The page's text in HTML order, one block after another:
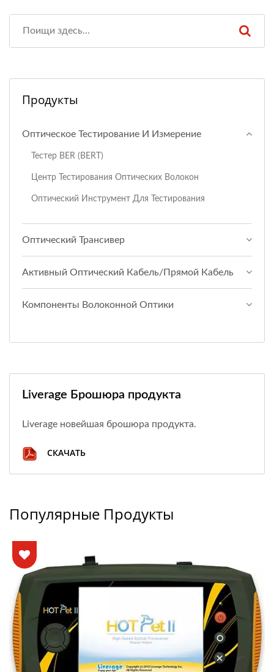
Продукты
Оптическое Тестирование И Измерение
Тестер BER (BERT)
Центр Тестирования Оптических Волокон
Оптический Инструмент Для Тестирования
Оптический Трансивер
Активный Оптический Кабель/прямой Кабель
Компоненты Волоконной Оптики
Liverage Брошюра продукта
Liverage новейшая брошюра продукта.
СКАЧАТЬ
Популярные Продукты